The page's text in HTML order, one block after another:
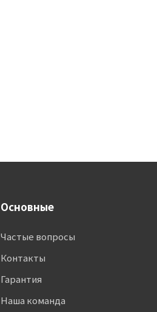
Основные
Частые вопросы
Контакты
Гарантия
Наша команда